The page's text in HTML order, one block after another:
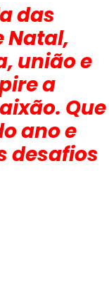
das
Natal,
união e
a
Que
ano e
desafios